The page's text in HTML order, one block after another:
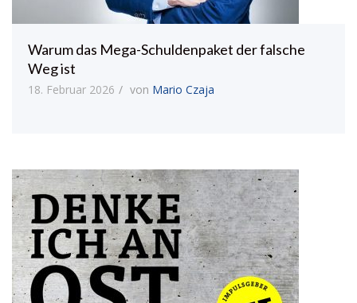
Warum das Mega-Schuldenpaket der falsche
Weg ist
18. Februar 2026 von Mario Czaja